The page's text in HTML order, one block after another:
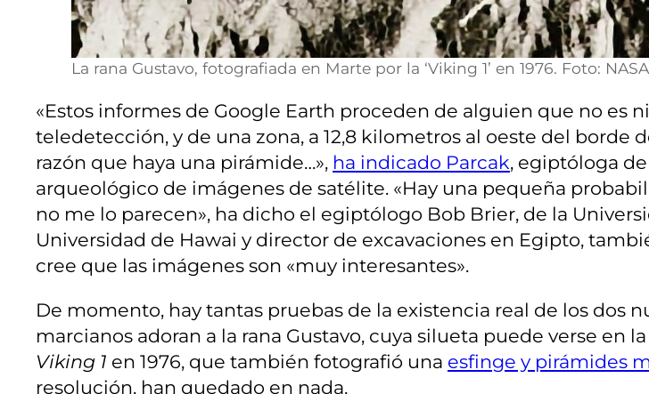
La rana Gustavo, fotografiada en Marte por la ‘Viking 1’ en 1976. Foto:
«Estos informes de Google Earth proceden de alguien que no es
teledetección, y de una zona, a 12,8 kilometros al oeste del
razón que haya una pirámide…», ha indicado Parcak, egiptóloga
arqueológico de imágenes de satélite. «Hay una pequeña
no me lo parecen», ha dicho el egiptólogo Bob Brier, de la
Universidad de Hawai y director de excavaciones en Egipto,
cree que las imágenes son «muy interesantes».
De momento, hay tantas pruebas de la existencia real de los dos
marcianos adoran a la rana Gustavo, cuya silueta puede verse en
Viking 1 en 1976, que también fotografió una esfinge y pirámides
resolución, han quedado en nada.